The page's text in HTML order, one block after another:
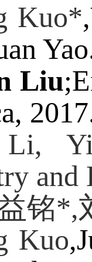
Kuo*,
Liu
and
铭*,
Kuo